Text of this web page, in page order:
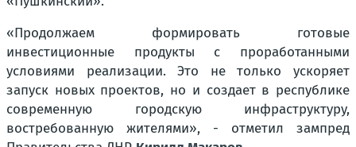
«Продолжаем формировать готовые
инвестиционные продукты с проработанными
условиями реализации. Это не только ускоряет
запуск новых проектов, но и создает в республике
современную городскую инфраструктуру,
востребованную жителями», - отметил зампред